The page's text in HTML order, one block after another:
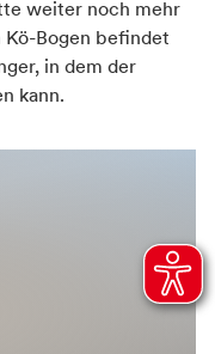
weiter noch mehr
Kö-Bogen befindet
in dem der
kann.